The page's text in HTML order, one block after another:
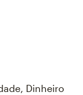
Dinheiro